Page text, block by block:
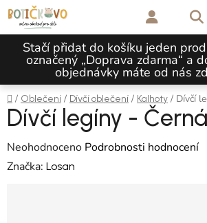
Přejít na obsah
Stačí přidat do košíku jeden
označený „Doprava zdarma“ a
objednávky máte od nás
Domů
/ Oblečení / Dívčí oblečení / Kalhoty / Dívčí
Dívčí legíny - Černá
Průměrné hodnocení produktu je 0,0 z 5
Neohodnoceno Podrobnosti hodnocení
Značka: Losan